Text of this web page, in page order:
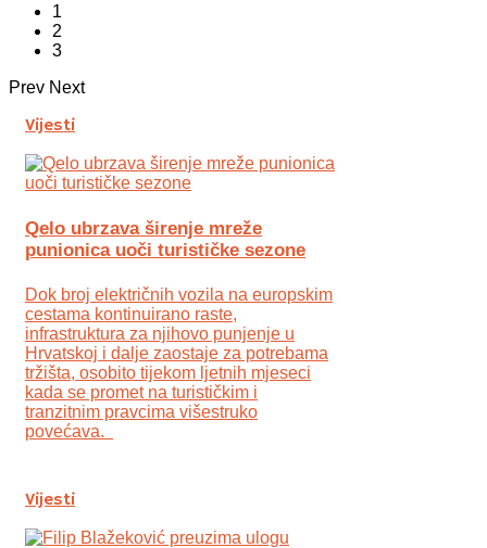
1
2
3
Prev Next
Vijesti
Qelo ubrzava širenje mreže
punionica uoči turističke sezone
Dok broj električnih vozila na europskim
cestama kontinuirano raste,
infrastruktura za njihovo punjenje u
Hrvatskoj i dalje zaostaje za potrebama
tržišta, osobito tijekom ljetnih mjeseci
kada se promet na turističkim i
tranzitnim pravcima višestruko
povećava.
Vijesti